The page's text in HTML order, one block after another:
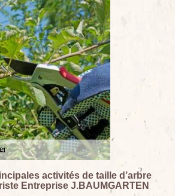
activités de taille d’arbre
Entreprise J.BAUMGARTEN